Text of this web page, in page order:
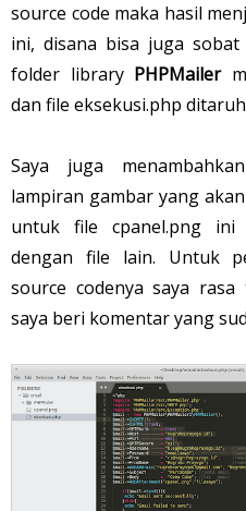
source code maka hasil
ini, disana bisa juga
folder library PHPMailer
dan file eksekusi.php
Saya juga
lampiran gambar yang
untuk file cpanel.png ini
dengan file lain. Untuk
source codenya saya
saya beri komentar yang